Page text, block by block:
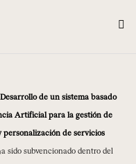
Desarrollo de un sistema basado
Artificial para la gestión de
personalización de servicios
sido subvencionado dentro del